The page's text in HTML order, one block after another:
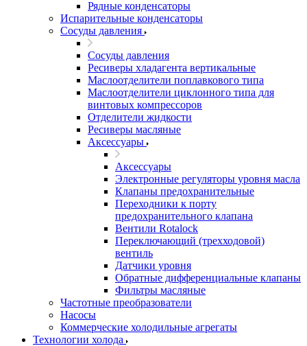
Рядные конденсаторы
Испарительные конденсаторы
Сосуды давления
Сосуды давления
Ресиверы хладагента вертикальные
Маслоотделители поплавкового типа
Маслоотделители циклонного типа для
винтовых компрессоров
Отделители жидкости
Ресиверы масляные
Аксессуары
Аксессуары
Электронные регуляторы уровня масла
Клапаны предохранительные
Переходники к порту
предохранительного клапана
Вентили Rotalock
Переключающий (трехходовой)
вентиль
Датчики уровня
Обратные дифференциальные клапаны
Фильтры масляные
Частотные преобразователи
Насосы
Коммерческие холодильные агрегаты
Технологии холода